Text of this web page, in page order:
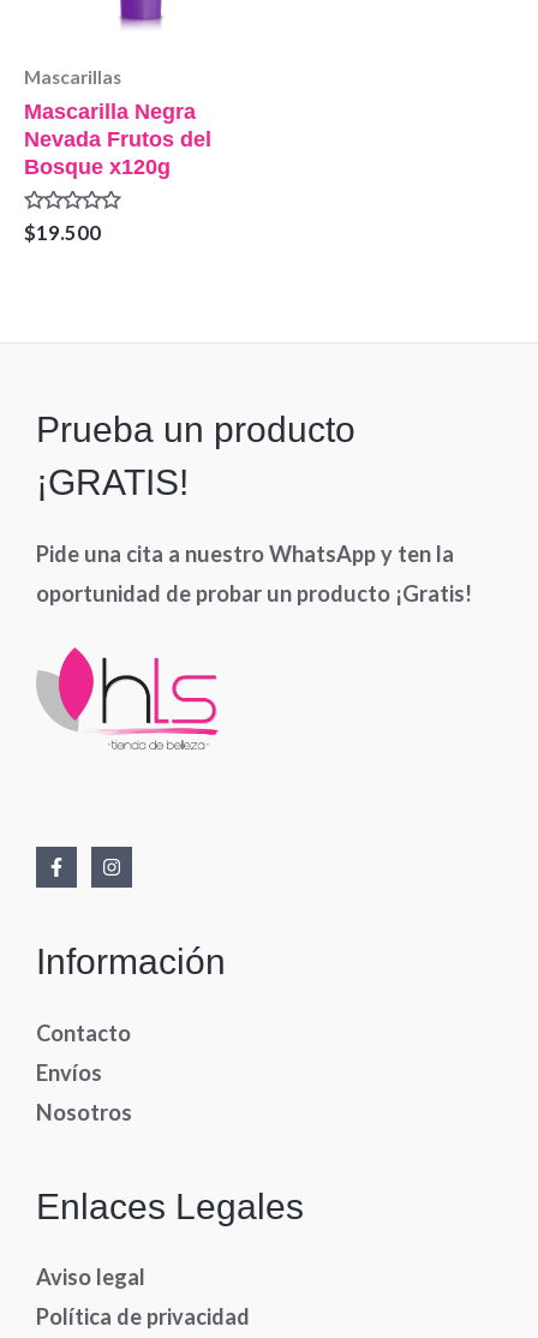
Mascarillas
Mascarilla Negra
Nevada Frutos del
Bosque x120g
Valorado
en
$19.500
Prueba un producto
¡GRATIS!
Pide una cita a nuestro WhatsApp y ten la
oportunidad de probar un producto ¡Gratis!
Información
Contacto
Envíos
Nosotros
Enlaces Legales
Aviso legal
Política de privacidad